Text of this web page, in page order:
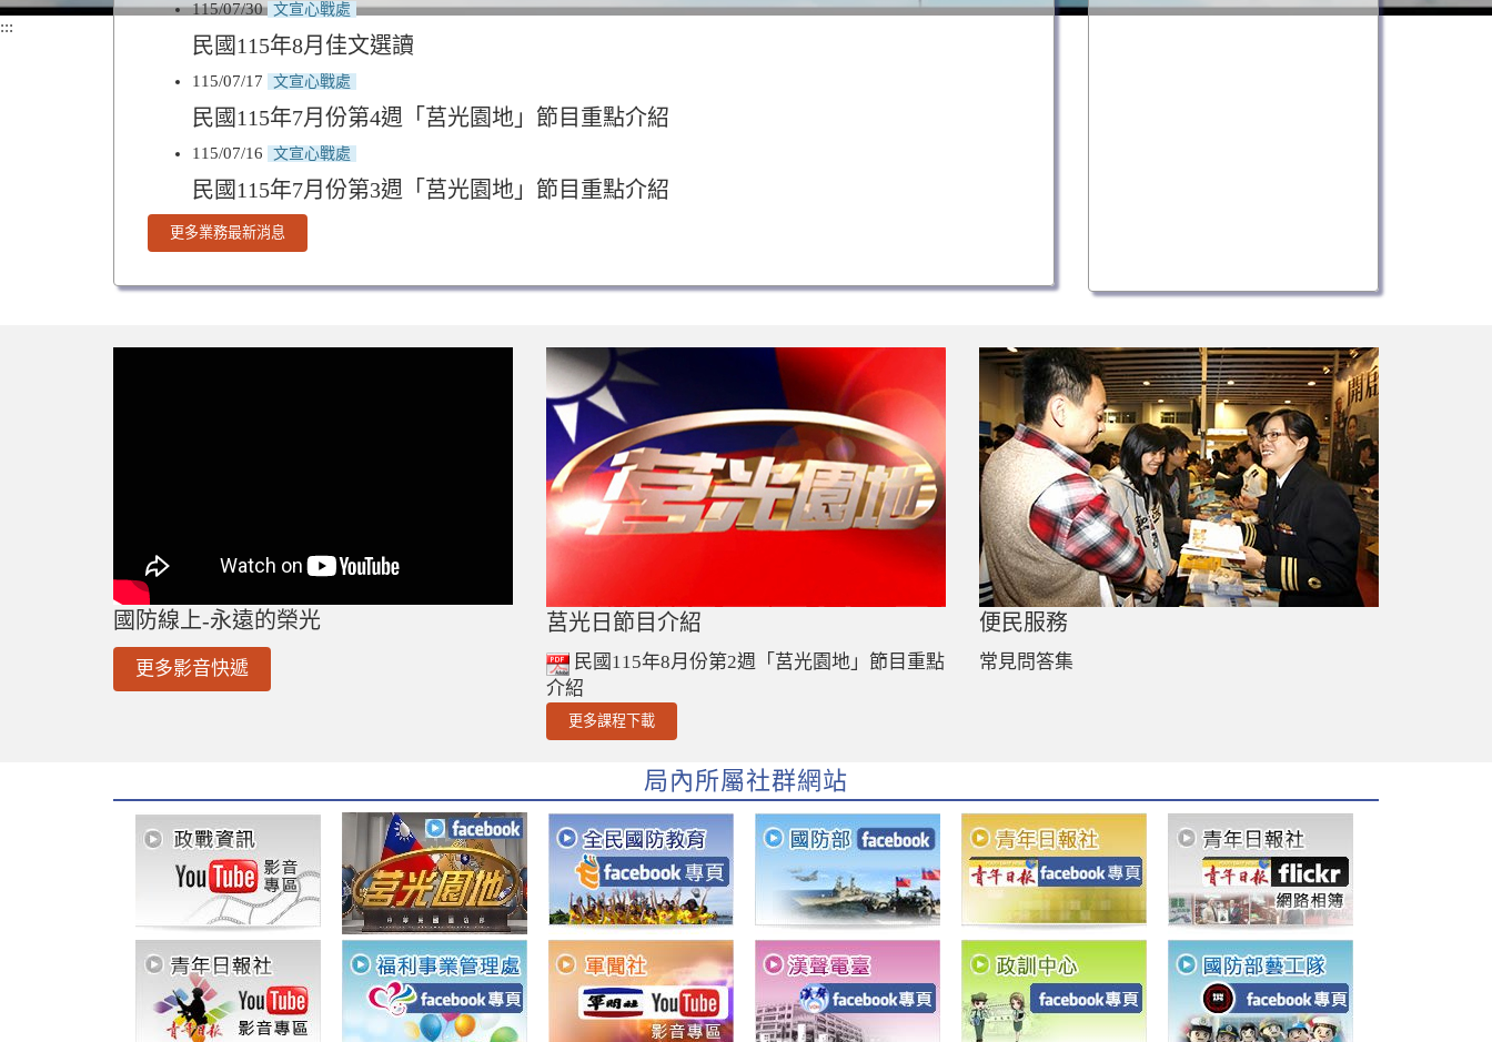
:::
115/07/30 文宣心戰處
民國115年8月佳文選讀
115/07/17 文宣心戰處
民國115年7月份第4週「莒光園地」節目重點介紹
115/07/16 文宣心戰處
民國115年7月份第3週「莒光園地」節目重點介紹
更多業務最新消息
國防線上-永遠的榮光
更多影音快遞
莒光日節目介紹
民國115年8月份第2週「莒光園地」節目重點
介紹
更多課程下載
便民服務
常見問答集
局內所屬社群網站